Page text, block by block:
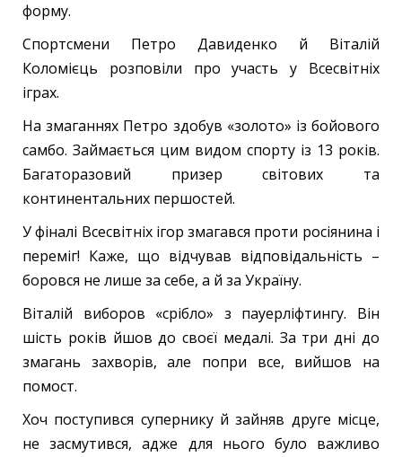
форму.
Спортсмени Петро Давиденко й Віталій
Коломієць розповіли про участь у Всесвітніх
іграх.
На змаганнях Петро здобув «золото» із бойового
самбо. Займається цим видом спорту із 13 років.
Багаторазовий призер світових та
континентальних першостей.
У фіналі Всесвітніх ігор змагався проти росіянина і
переміг! Каже, що відчував відповідальність –
боровся не лише за себе, а й за Україну.
Віталій виборов «срібло» з пауерліфтингу. Він
шість років йшов до своєї медалі. За три дні до
змагань захворів, але попри все, вийшов на
помост.
Хоч поступився супернику й зайняв друге місце,
не засмутився, адже для нього було важливо